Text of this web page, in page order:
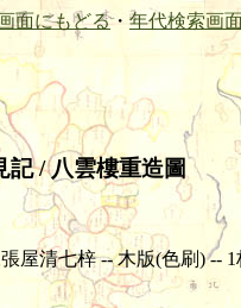
面にもどる・ 年代検索画
/ 八雲樓重造圖
屋清七梓 -- 木版(色刷) -- 1